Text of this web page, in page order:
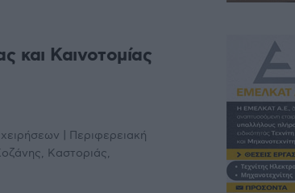
και Καινοτομίας
| Περιφερειακή
Καστοριάς,